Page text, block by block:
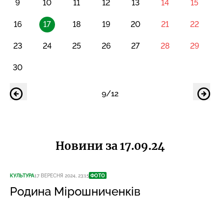
9 10 11 12 13 14 15
16 17 18 19 20 21 22
23 24 25 26 27 28 29
30
9/12
Новини за 17.09.24
КУЛЬТУРА17 ВЕРЕСНЯ 2024, 23:15 ФОТО
Родина Мірошниченків